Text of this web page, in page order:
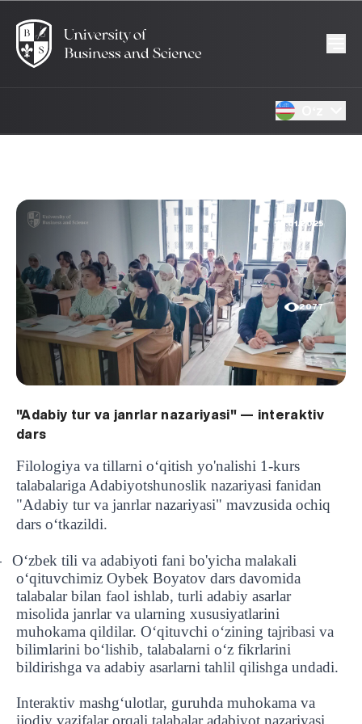
15.01.2025
2077
"Adabiy tur va janrlar nazariyasi" — interaktiv
dars
Filologiya va tillarni oʻqitish yo'nalishi 1-kurs
talabalariga Adabiyotshunoslik nazariyasi fanidan
"Adabiy tur va janrlar nazariyasi" mavzusida ochiq
dars o‘tkazildi.
O‘zbek tili va adabiyoti fani bo'yicha malakali
o‘qituvchimiz Oybek Boyatov dars davomida
talabalar bilan faol ishlab, turli adabiy asarlar
misolida janrlar va ularning xususiyatlarini
muhokama qildilar. O‘qituvchi o‘zining tajribasi va
bilimlarini bo‘lishib, talabalarni o‘z fikrlarini
bildirishga va adabiy asarlarni tahlil qilishga undadi.
Interaktiv mashg‘ulotlar, guruhda muhokama va
ijodiy vazifalar orqali talabalar adabiyot nazariyasi